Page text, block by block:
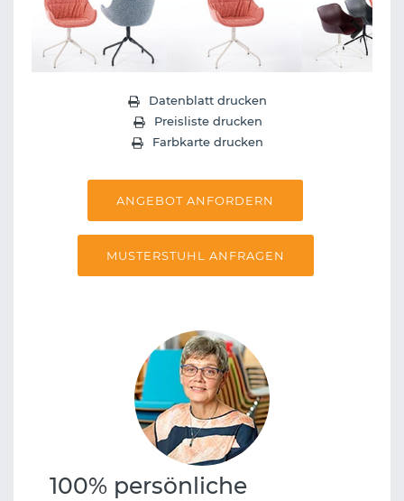
Next
Datenblatt drucken
Preisliste drucken
Farbkarte drucken
ANGEBOT ANFORDERN
MUSTERSTUHL ANFRAGEN
100% persönliche